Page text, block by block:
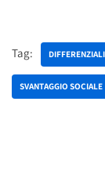
Tag:
SVANTAGGIO SOCIALE